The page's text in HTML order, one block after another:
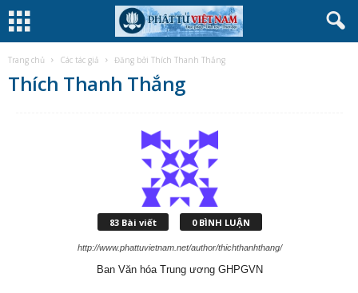
Trang chủ Các tác giả Đăng bởi Thích Thanh Thắng
Thích Thanh Thắng
83 Bài viết 0 BÌNH LUẬN
http://www.phattuvietnam.net/author/thichthanhthang/
Ban Văn hóa Trung ương GHPGVN